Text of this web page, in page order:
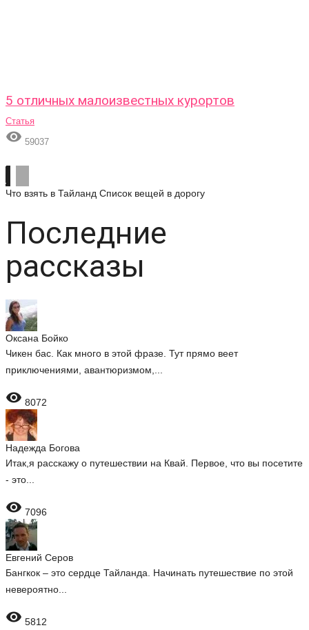
5 отличных малоизвестных курортов
Статья
 59037
Что взять в Тайланд Список вещей в дорогу
Последние
рассказы
Оксана Бойко
Чикен бас. Как много в этой фразе. Тут прямо веет
приключениями, авантюризмом,...
 8072
Надежда Богова
Итак,я расскажу о путешествии на Квай. Первое, что вы посетите
- это...
 7096
Евгений Серов
Бангкок – это сердце Тайланда. Начинать путешествие по этой
невероятно...
 5812